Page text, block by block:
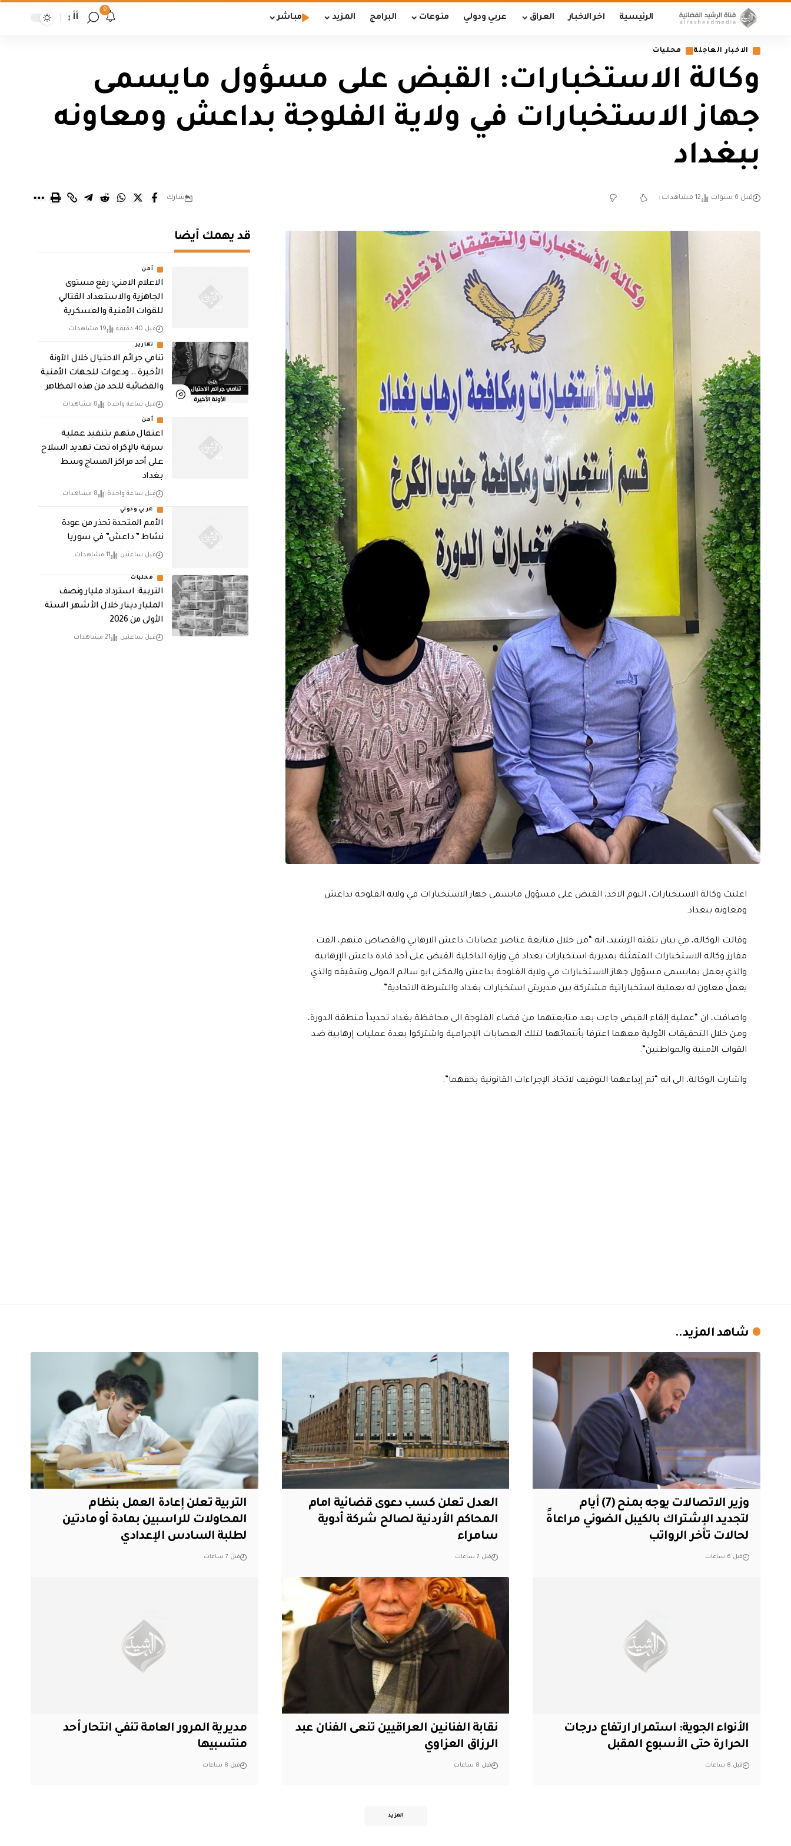
الرئيسية اخر الاخبار العراق عربي ودولي منوعات البرامج المزيد مباشر
9
أأ
الاخبار العاجلة محليات
وكالة الاستخبارات: القبض على مسؤول مايسمى
جهاز الاستخبارات في ولاية الفلوجة بداعش ومعاونه
ببغداد
قبل 6 سنوات 12 مشاهدات شارك
اعلنت وكالة الاستخبارات، اليوم الاحد، القبض على مسؤول مايسمى جهاز الاستخبارات في ولاية الفلوجة بداعش
ومعاونه ببغداد.
وقالت الوكالة، في بيان تلقته الرشيد، انه “من خلال متابعة عناصر عصابات داعش الارهابي والقصاص منهم، القت
مفارز وكالة الاستخبارات المتمثلة بمديرية استخبارات بغداد في وزارة الداخلية القبض على أحد قادة داعش الإرهابية
والذي يعمل بمايسمى مسؤول جهاز الاستخبارات في ولاية الفلوجة بداعش والمكنى ابو سالم المولى وشقيقه والذي
يعمل معاون له بعملية استخباراتية مشتركة بين مديريتي استخبارات بغداد والشرطة الاتحادية”.
واضافت، ان “عملية إلقاء القبض جاءت بعد متابعتهما من قضاء الفلوجة الى محافظة بغداد تحديداً منطقة الدورة،
ومن خلال التحقيقات الأولية معهما اعترفا بأنتمائهما لتلك العصابات الإجرامية واشتركوا بعدة عمليات إرهابية ضد
القوات الأمنية والمواطنين”.
واشارت الوكالة، الى انه “تم إيداعهما التوقيف لاتخاذ الإجراءات القانونية بحقهما”.
قد يهمك أيضا
أمن
الاعلام الامني: رفع مستوى
الجاهزية والاستعداد القتالي
للقوات الأمنية والعسكرية
قبل 40 دقيقة 19 مشاهدات
تقارير
تنامي جرائم الاحتيال خلال الآونة
الأخيرة .. ودعوات للجهات الأمنية
والقضائية للحد من هذه المظاهر
قبل ساعة واحدة 8 مشاهدات
أمن
اعتقال متهم بتنفيذ عملية
سرقة بالإكراه تحت تهديد السلاح
على أحد مراكز المساج وسط
بغداد
قبل ساعة واحدة 8 مشاهدات
عربي ودولي
الأمم المتحدة تحذر من عودة
نشاط ” داعش” في سوريا
قبل ساعتين 11 مشاهدات
محليات
التربية: استرداد مليار ونصف
المليار دينار خلال الأشهر الستة
الأولى من 2026
قبل ساعتين 21 مشاهدات
شاهد المزيد..
وزير الاتصالات يوجه بمنح (7) أيام
لتجديد الإشتراك بالكيبل الضوئي مراعاةً
لحالات تأخر الرواتب
قبل 6 ساعات
العدل تعلن كسب دعوى قضائية امام
المحاكم الأردنية لصالح شركة أدوية
سامراء
قبل 7 ساعات
التربية تعلن إعادة العمل بنظام
المحاولات للراسبين بمادة أو مادتين
لطلبة السادس الإعدادي
قبل 7 ساعات
الأنواء الجوية: استمرار ارتفاع درجات
الحرارة حتى الأسبوع المقبل
قبل 8 ساعات
نقابة الفنانين العراقيين تنعى الفنان عبد
الرزاق العزاوي
قبل 8 ساعات
مديرية المرور العامة تنفي انتحار أحد
منتسبيها
قبل 8 ساعات
المزيد